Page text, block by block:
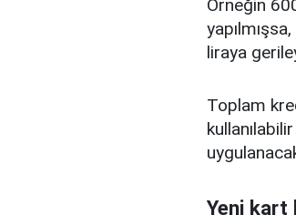
Örneğin
liraya
Toplam
Yeni kart